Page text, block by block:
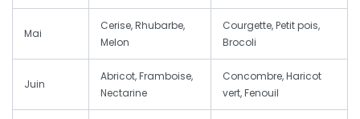
Mai
Cerise, Rhubarbe,
Melon
Courgette, Petit pois,
Brocoli
Juin
Abricot, Framboise,
Nectarine
Concombre, Haricot
vert, Fenouil